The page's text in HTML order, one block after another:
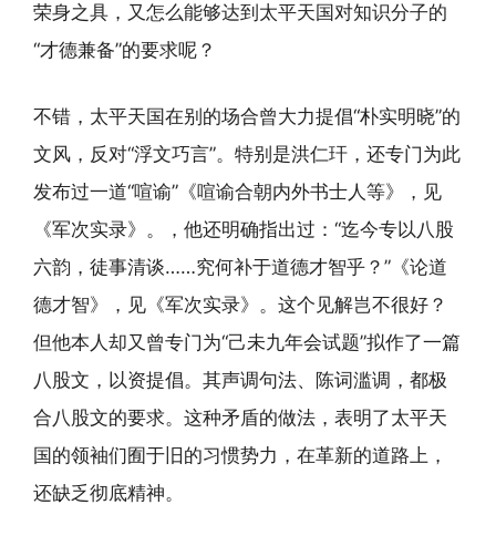
荣身之具，又怎么能够达到太平天国对知识分子的
“才德兼备”的要求呢？
不错，太平天国在别的场合曾大力提倡“朴实明晓”的
文风，反对“浮文巧言”。特别是洪仁玕，还专门为此
发布过一道“喧谕”《喧谕合朝内外书士人等》，见
《军次实录》。，他还明确指出过：“迄今专以八股
六韵，徒事清谈……究何补于道德才智乎？”《论道
德才智》，见《军次实录》。这个见解岂不很好？
但他本人却又曾专门为“己未九年会试题”拟作了一篇
八股文，以资提倡。其声调句法、陈词滥调，都极
合八股文的要求。这种矛盾的做法，表明了太平天
国的领袖们囿于旧的习惯势力，在革新的道路上，
还缺乏彻底精神。